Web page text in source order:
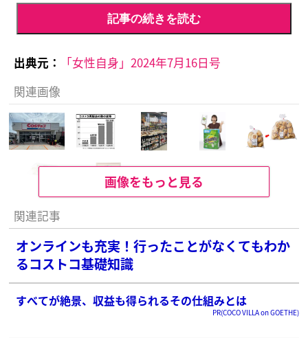
記事の続きを読む
出典元：
「女性自身」2024年7月16日号
関連画像
画像をもっと見る
関連記事
オンラインも充実！行ったことがなくてもわか
るコストコ基礎知識
すべてが絶景、収益も得られるその仕組みとは
PR(COCO VILLA on GOETHE)